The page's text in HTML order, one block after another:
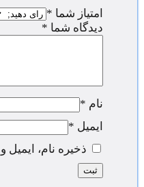
امتیاز شما *
دیدگاه شما *
نام *
ایمیل *
ذخیره نام،